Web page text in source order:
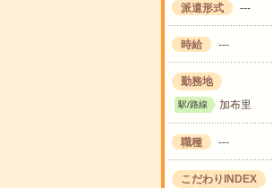
派遣形式 ---
時給 ---
勤務地
駅/路線 加布里
職種 ---
こだわりINDEX